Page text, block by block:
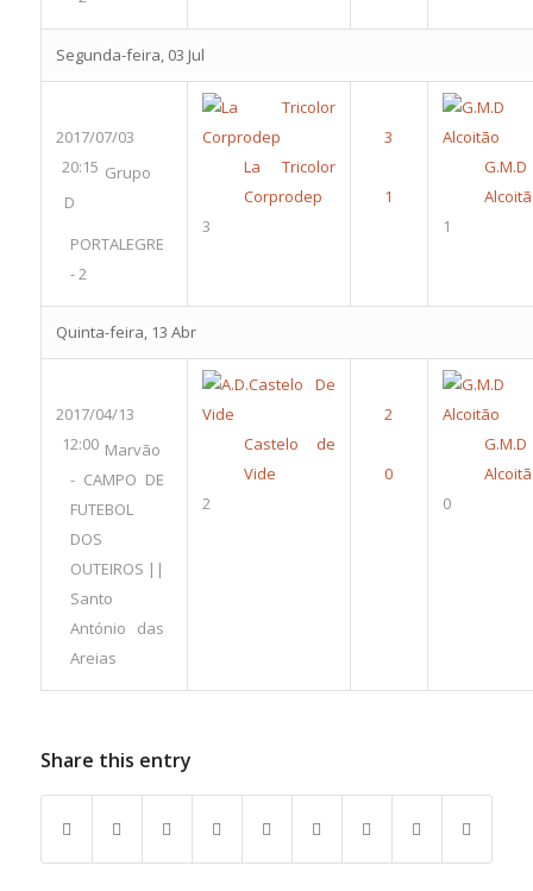
Segunda-feira, 03 Jul
2017/07/03
20:15 Grupo
D
PORTALEGRE
- 2
La Tricolor
Corprodep
3
1
Quinta-feira, 13 Abr
2017/04/13
12:00 Marvão
- CAMPO DE
FUTEBOL
DOS
OUTEIROS ||
Santo
António das
Areias
Castelo de
Vide
2
0
Share this entry